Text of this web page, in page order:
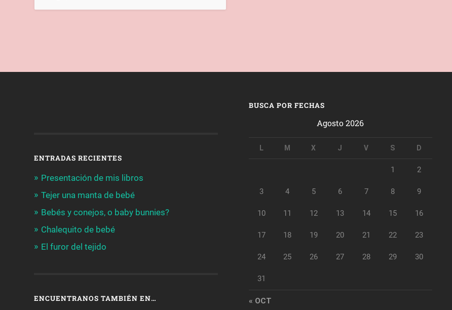
ENTRADAS RECIENTES
Presentación de mis libros
Tejer una manta de bebé
Bebés y conejos, o baby bunnies?
Chalequito de bebé
El furor del tejido
ENCUENTRANOS TAMBIÉN EN…
BUSCA POR FECHAS
Agosto 2026
L M X J V S D
1 2
3 4 5 6 7 8 9
10 11 12 13 14 15 16
17 18 19 20 21 22 23
24 25 26 27 28 29 30
31
« OCT